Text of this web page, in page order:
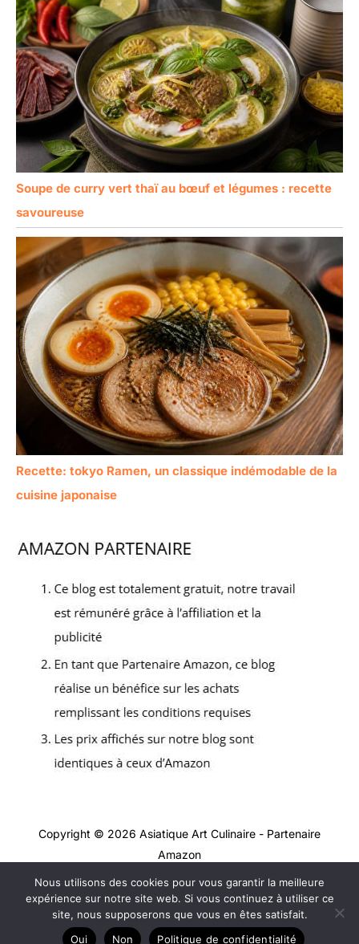
Soupe de curry vert thaï au bœuf et légumes : recette
savoureuse
Recette: tokyo Ramen, un classique indémodable de la
cuisine japonaise
Copyright © 2026 Asiatique Art Culinaire - Partenaire
Amazon
Contact
Mentions légales
Politique de confidentialité
Nous utilisons des cookies pour vous garantir la meilleure
expérience sur notre site web. Si vous continuez à utiliser ce
site, nous supposerons que vous en êtes satisfait.
Oui
Non Politique de confidentialité